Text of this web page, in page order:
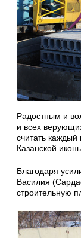
Радостным и
и всех
считать
Казанской
Благодаря
Василия
строительную